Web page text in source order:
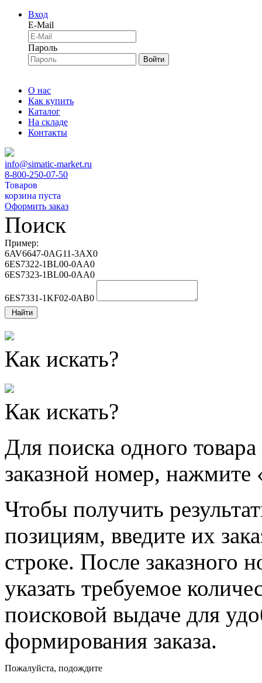
Вход
E-Mail
Пароль
Войти
О нас
Как купить
Каталог
На складе
Контакты
info@simatic-market.ru
8-800-250-07-50
Товаров
корзина пуста
Оформить заказ
Поиск
Пример:
6AV6647-0AG11-3AX0
6ES7322-1BL00-0AA0
6ES7323-1BL00-0AA0
6ES7331-1KF02-0AB0
Найти
Как искать?
Как искать?
Для поиска одного
заказной номер, нажмите
Чтобы получить
позициям, введите их
строке. После заказного
указать требуемое
поисковой выдаче для
формирования заказа.
Пожалуйста, подождите